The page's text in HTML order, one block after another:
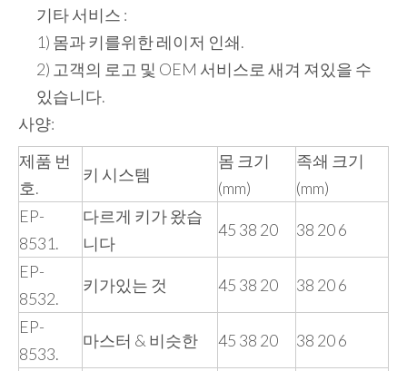
기타 서비스 :
1) 몸과 키를위한 레이저 인쇄.
2) 고객의 로고 및 OEM 서비스로 새겨 져있을 수
있습니다.
사양:
제품 번
호.
키 시스템
몸 크기
(mm)
족쇄 크기
(mm)
EP-
8531.
다르게 키가 왔습
니다
45 38 20 38 20 6
EP-
8532.
키가있는 것 45 38 20 38 20 6
EP-
8533.
마스터 & 비슷한 45 38 20 38 20 6